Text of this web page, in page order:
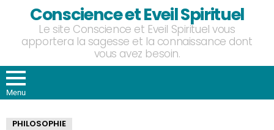
Conscience et Eveil Spirituel
Le site Conscience et Eveil Spirituel vous
apportera la sagesse et la connaissance dont
vous avez besoin.
Menu
PHILOSOPHIE